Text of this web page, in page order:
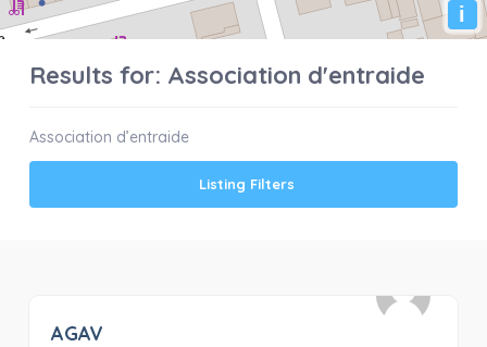
i
Results for: Association d'entraide
Association d’entraide
Listing Filters
AGAV